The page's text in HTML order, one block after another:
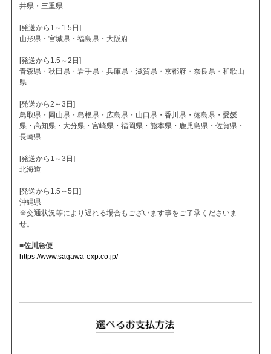
井県・三重県
[発送から1～1.5日]
山形県・宮城県・福島県・大阪府
[発送から1.5～2日]
青森県・秋田県・岩手県・兵庫県・滋賀県・京都府・奈良県・和歌山
県
[発送から2～3日]
鳥取県・岡山県・島根県・広島県・山口県・香川県・徳島県・愛媛
県・高知県・大分県・宮崎県・福岡県・熊本県・鹿児島県・佐賀県・
長崎県
[発送から1～3日]
北海道
[発送から1.5～5日]
沖縄県
※交通状況等により遅れる場合もございます事をご了承くださいま
せ。
■佐川急便
https://www.sagawa-exp.co.jp/